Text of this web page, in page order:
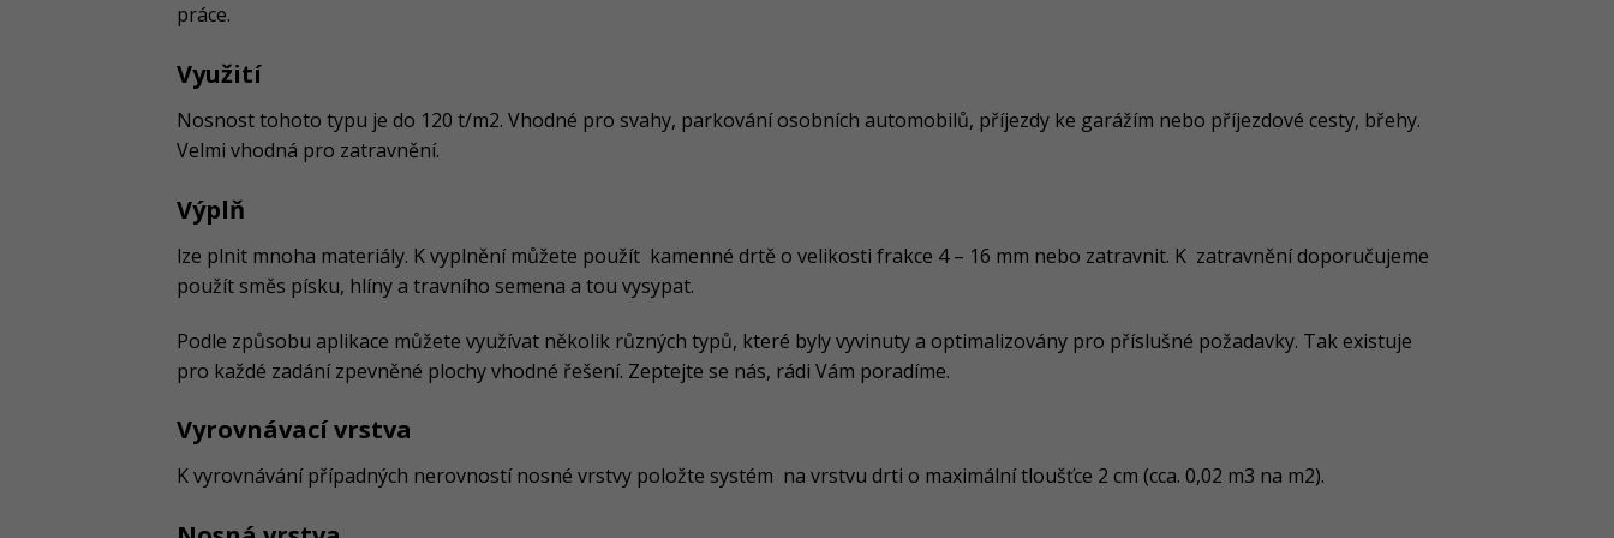
práce.
Využití
Nosnost tohoto typu je do 120 t/m2. Vhodné pro svahy, parkování osobních automobilů, příjezdy ke garážím nebo příjezdové cesty, břehy.
Velmi vhodná pro zatravnění.
Výplň
lze plnit mnoha materiály. K vyplnění můžete použít kamenné drtě o velikosti frakce 4 – 16 mm nebo zatravnit. K zatravnění doporučujeme
použít směs písku, hlíny a travního semena a tou vysypat.
Podle způsobu aplikace můžete využívat několik různých typů, které byly vyvinuty a optimalizovány pro příslušné požadavky. Tak existuje
pro každé zadání zpevněné plochy vhodné řešení. Zeptejte se nás, rádi Vám poradíme.
Vyrovnávací vrstva
K vyrovnávání případných nerovností nosné vrstvy položte systém na vrstvu drti o maximální tloušťce 2 cm (cca. 0,02 m3 na m2).